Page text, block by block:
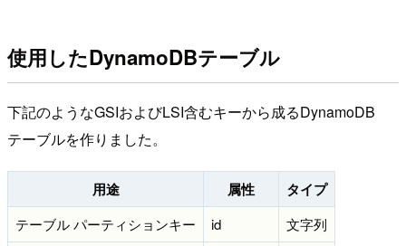
使用したDynamoDBテーブル
下記のようなGSIおよびLSI含むキーから成るDynamoDB
テーブルを作りました。
用途 属性 タイプ
テーブル パーティションキー id
文字列